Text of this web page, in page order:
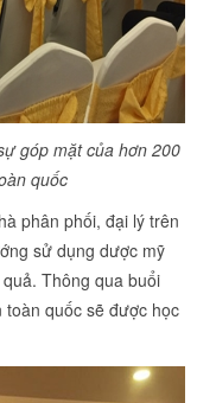
góp mặt của hơn 200
quốc
phân phối, đại lý trên
sử dụng dược mỹ
Thông qua buổi
quốc sẽ được học